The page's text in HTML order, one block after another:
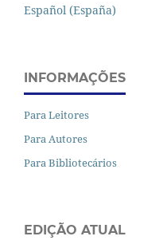
Español (España)
INFORMAÇÕES
Para Leitores
Para Autores
Para Bibliotecários
EDIÇÃO ATUAL